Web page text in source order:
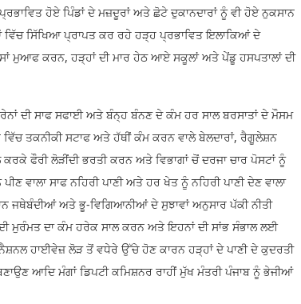
ਹੋਏ ਪਿੰਡਾਂ ਦੇ ਮਜ਼ਦੂਰਾਂ ਅਤੇ ਛੋਟੇ ਦੁਕਾਨਦਾਰਾਂ ਨੂੰ ਵੀ ਹੋਏ ਨੁਕਸਾਨ
ਸਿੱਖਿਆ ਪ੍ਰਾਪਤ ਕਰ ਰਹੇ ਹੜ੍ਹ ਪ੍ਰਭਾਵਿਤ ਇਲਾਕਿਆਂ ਦੇ
ਮੁਆਫ ਕਰਨ, ਹੜ੍ਹਾਂ ਦੀ ਮਾਰ ਹੇਠ ਆਏ ਸਕੂਲਾਂ ਅਤੇ ਪੇਂਡੂ ਹਸਪਤਾਲਾਂ ਦੀ
ਸਾਫ ਸਫਾਈ ਅਤੇ ਬੰਨ੍ਹ ਬੰਨਣ ਦੇ ਕੰਮ ਹਰ ਸਾਲ ਬਰਸਾਤਾਂ ਦੇ ਮੌਸਮ
ਤਕਨੀਕੀ ਸਟਾਫ ਅਤੇ ਹੱਥੀਂ ਕੰਮ ਕਰਨ ਵਾਲੇ ਬੇਲਦਾਰਾਂ, ਰੈਗੂਲੇਸ਼ਨ
ਫੌਰੀ ਲੋੜੀਂਦੀ ਭਰਤੀ ਕਰਨ ਅਤੇ ਵਿਭਾਗਾਂ ਚੋਂ ਦਰਜਾ ਚਾਰ ਪੋਸਟਾਂ ਨੂੰ
ਵਾਲਾ ਸਾਫ ਨਹਿਰੀ ਪਾਣੀ ਅਤੇ ਹਰ ਖੇਤ ਨੂੰ ਨਹਿਰੀ ਪਾਣੀ ਦੇਣ ਵਾਲਾ
ਜਥੇਬੰਦੀਆਂ ਅਤੇ ਭੂ-ਵਿਗਿਆਨੀਆਂ ਦੇ ਸੁਝਾਵਾਂ ਅਨੁਸਾਰ ਪੱਕੀ ਨੀਤੀ
ਮੁਰੰਮਤ ਦਾ ਕੰਮ ਹਰੇਕ ਸਾਲ ਕਰਨ ਅਤੇ ਇਹਨਾਂ ਦੀ ਸਾਂਭ ਸੰਭਾਲ ਲਈ
ਹਾਈਵੇਜ਼ ਲੋੜ ਤੋਂ ਵਧੇਰੇ ਉੱਚੇ ਹੋਣ ਕਾਰਨ ਹੜ੍ਹਾਂ ਦੇ ਪਾਣੀ ਦੇ ਕੁਦਰਤੀ
ਆਦਿ ਮੰਗਾਂ ਡਿਪਟੀ ਕਮਿਸ਼ਨਰ ਰਾਹੀਂ ਮੁੱਖ ਮੰਤਰੀ ਪੰਜਾਬ ਨੂੰ ਭੇਜੀਆਂ